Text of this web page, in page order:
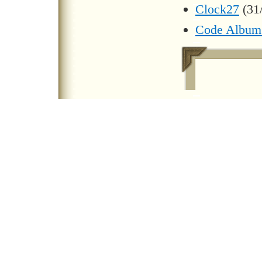
Clock27
Code